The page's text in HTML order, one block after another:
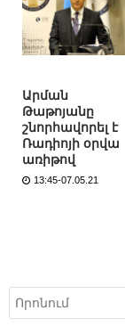
Արման
Թաթոյանը
շնորհավորել է
Ռադիոյի օրվա
առիթով
13:45-07.05.21
Որոնել